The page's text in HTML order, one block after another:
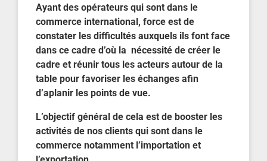
Ayant des opérateurs qui sont dans le
commerce international, force est de
constater les difficultés auxquels ils font face
dans ce cadre d’où la nécessité de créer le
cadre et réunir tous les acteurs autour de la
table pour favoriser les échanges afin
d’aplanir les points de vue.
L’objectif général de cela est de booster les
activités de nos clients qui sont dans le
commerce notamment l’importation et